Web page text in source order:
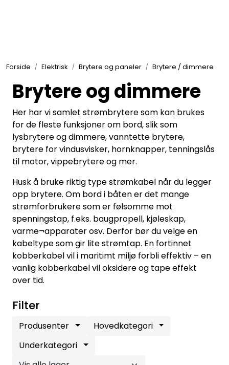
Forside Elektrisk Brytere og paneler Brytere / dimmere
Brytere og dimmere
Her har vi samlet strømbrytere som kan brukes
for de fleste funksjoner om bord, slik som
lysbrytere og dimmere, vanntette brytere,
brytere for vindusvisker, hornknapper, tenningslås
til motor, vippebrytere og mer.
Husk å bruke riktig type strømkabel når du legger
opp brytere. Om bord i båten er det mange
strømforbrukere som er følsomme mot
spenningstap, f.eks. baugpropell, kjøleskap,
varme¬apparater osv. Derfor bør du velge en
kabeltype som gir lite strømtap. En fortinnet
kobberkabel vil i maritimt miljø forbli effektiv – en
vanlig kobberkabel vil oksidere og tape effekt
over tid.
Filter
Produsenter
Hovedkategori
Underkategori
Bygg/Innredning
Komfort
VVS
Motor/Styring
Fortøyning
Fritid/Sikkerhet
Seil